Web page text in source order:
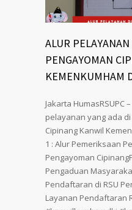
ALUR PELAYANAN
PENGAYOMAN
KEMENKUMHAM
Jakarta HumasRSUPC
pelayanan yang ada di
Cipinang Kanwil
1 : Alur Pemeriksaan
Pengayoman
Pengaduan
Pendaftaran di RSU
Layanan Pendaftaran